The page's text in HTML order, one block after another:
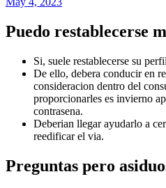
Puedo restablecerse
Si, suele restablecerse su
De ello, debera conducir en
consideracion dentro del
proporcionarles es invierno
contrasena.
Deberian llegar ayudarlo a
reedificar el via.
Preguntas pero